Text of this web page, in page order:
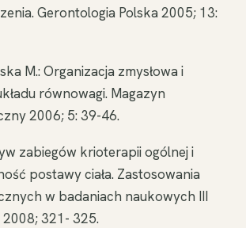
Gerontologia Polska 2005; 13:
M.: Organizacja zmysłowa i
równowagi. Magazyn
2006; 5: 39-46.
zabiegów krioterapii ogólnej i
postawy ciała. Zastosowania
w badaniach naukowych III
321- 325.